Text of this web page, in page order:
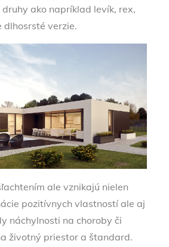
ako napríklad levík, rex,
dlhosrsté verzie.
ale vznikajú nielen
pozitívnych vlastností ale aj
náchylnosti na choroby či
životný priestor a štandard.